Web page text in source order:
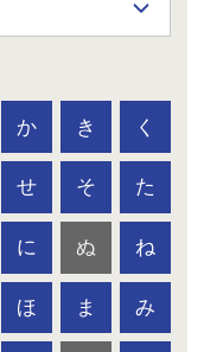
か き く
せ そ た
に ぬ ね
ほ ま み